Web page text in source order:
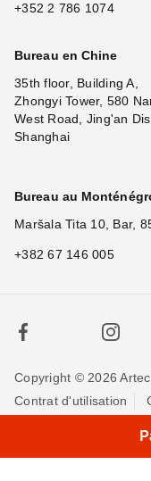
+352 2 786 1074
Bureau en Chine
35th floor, Building A,
Zhongyi Tower, 580
West Road, Jing'an
Shanghai
Bureau au
Maršala Tita 10, Bar,
+382 67 146 005
Copyright © 2026
Contrat d'utilisation